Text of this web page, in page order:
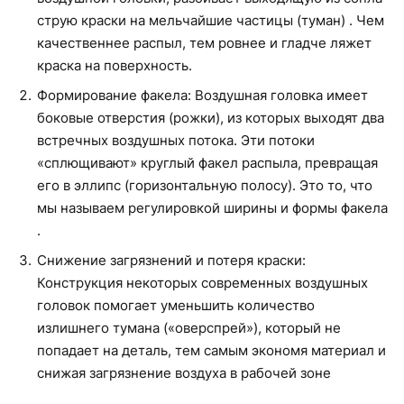
струю краски на мельчайшие частицы (туман) . Чем
качественнее распыл, тем ровнее и гладче ляжет
краска на поверхность.
Формирование факела: Воздушная головка имеет
боковые отверстия (рожки), из которых выходят два
встречных воздушных потока. Эти потоки
«сплющивают» круглый факел распыла, превращая
его в эллипс (горизонтальную полосу). Это то, что
мы называем регулировкой ширины и формы факела
.
Снижение загрязнений и потеря краски:
Конструкция некоторых современных воздушных
головок помогает уменьшить количество
излишнего тумана («оверспрей»), который не
попадает на деталь, тем самым экономя материал и
снижая загрязнение воздуха в рабочей зоне